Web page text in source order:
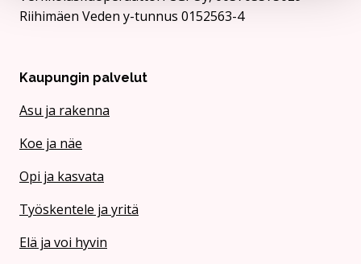
Riihimäen Veden y-tunnus 0152563-4
Kaupungin palvelut
Asu ja rakenna
Koe ja näe
Opi ja kasvata
Työskentele ja yritä
Elä ja voi hyvin